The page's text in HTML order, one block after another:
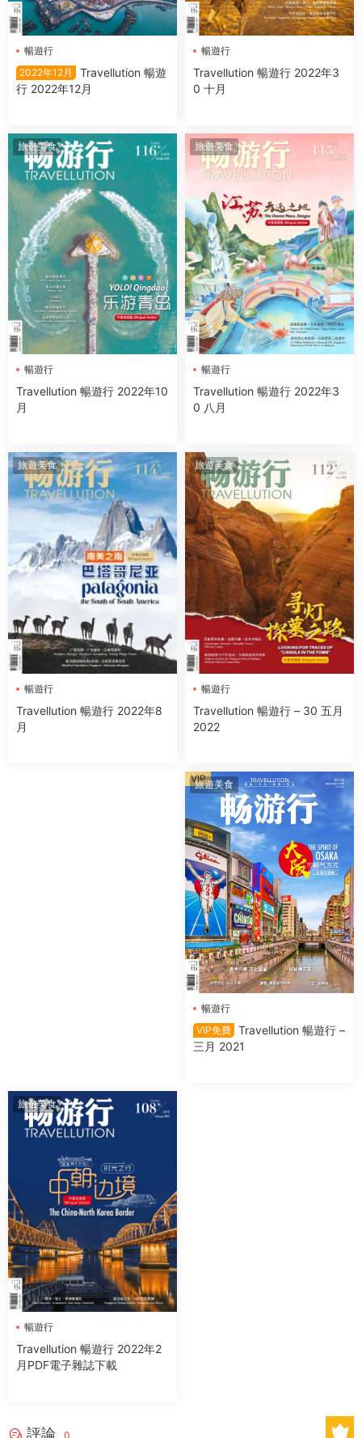
暢遊行
2022年12月
Travellution 暢遊
行 2022年12月
暢遊行
Travellution 暢遊行 2022年3
0 十月
旅遊美食
暢遊行
Travellution 暢遊行 2022年10
月
旅遊美食
暢遊行
Travellution 暢遊行 2022年3
0 八月
旅遊美食
暢遊行
Travellution 暢遊行 2022年8
月
旅遊美食
暢遊行
Travellution 暢遊行 – 30 五月
2022
旅遊美食
暢遊行
VIP免費 Travellution 暢遊行 –
三月 2021
VIP
旅遊美食
暢遊行
Travellution 暢遊行 2022年2
月PDF電子雜誌下載
評論 0